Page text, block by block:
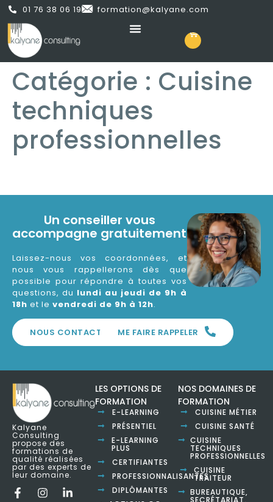
01 76 38 06 19 formation@kalyane.com
Catégorie : Cuisine
techniques
professionnelles
Un conseiller vous
accompagne gratuitement
Laissez-nous vos coordonnées, et
nous vous rappellerons dès que
possible pour répondre à toutes vos
questions, du lundi au jeudi de 9h à
18h et le vendredi de 9h à 12h.
NOUS CONTACTER ME FAIRE RAPPELER
Kalyane
Consulting
propose des
formations de
qualité réalisées
par des experts de
leur domaine.
LES OPTIONS DE
FORMATION
E-LEARNING
PRÉSENTIEL
E-LEARNING
PLUS
CERTIFIANTES
PROFESSIONNALISANTES
DIPLÔMANTES
NOS DOMAINES DE
FORMATION
CUISINE MÉTIER
CUISINE SANTÉ
CUISINE
TECHNIQUES
PROFESSIONNELLES
CUISINE
TRAITEUR
BUREAUTIQUE,